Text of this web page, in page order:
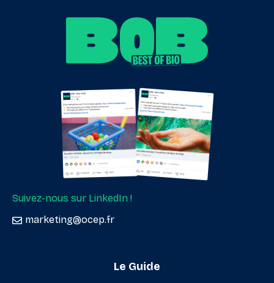
Suivez-nous sur LinkedIn !
marketing@ocep.fr
Le Guide